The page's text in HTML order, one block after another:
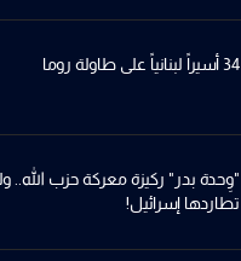
34 أسيراً لبنانياً على طاولة روما
"وِحدة بدر" ركيزة معركة حزب الله..
تطاردها إسرائيل!